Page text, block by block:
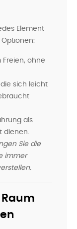
Element
Freien, ohne
die sich leicht
als
dienen.
Sie die
immer